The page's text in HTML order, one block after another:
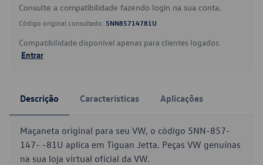
Consulte a compatibilidade fazendo login na sua conta.
Código original consultado: 5NN85714781U
Compatibilidade disponível apenas para clientes logados.
Entrar
Descrição Características Aplicações
Maçaneta original para seu VW, o código 5NN-857-
147- -81U aplica em Tiguan Jetta. Peças VW genuínas
na sua loja virtual oficial da VW.